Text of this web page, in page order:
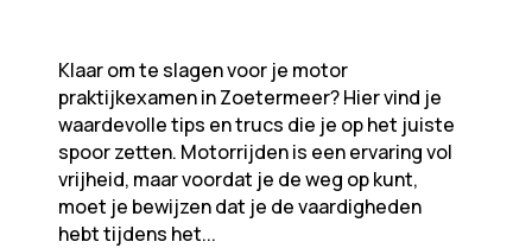
Klaar om te slagen voor je motor
praktijkexamen in Zoetermeer? Hier vind je
waardevolle tips en trucs die je op het juiste
spoor zetten. Motorrijden is een ervaring vol
vrijheid, maar voordat je de weg op kunt,
moet je bewijzen dat je de vaardigheden
hebt tijdens het...